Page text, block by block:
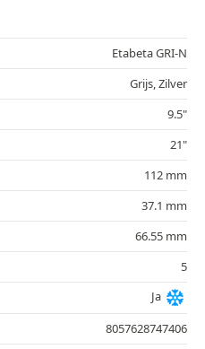
Etabeta GRI-N
Grijs, Zilver
9.5"
21"
112 mm
37.1 mm
66.55 mm
5
Ja
8057628747406